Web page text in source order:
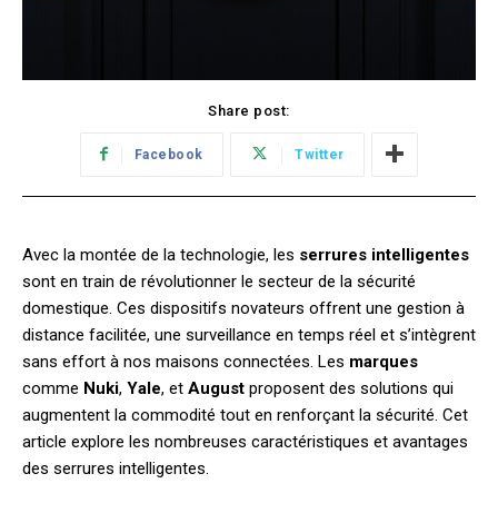
Share post:
Facebook Twitter
Avec la montée de la technologie, les serrures intelligentes
sont en train de révolutionner le secteur de la sécurité
domestique. Ces dispositifs novateurs offrent une gestion à
distance facilitée, une surveillance en temps réel et s’intègrent
sans effort à nos maisons connectées. Les marques
comme Nuki, Yale, et August proposent des solutions qui
augmentent la commodité tout en renforçant la sécurité. Cet
article explore les nombreuses caractéristiques et avantages
des serrures intelligentes.